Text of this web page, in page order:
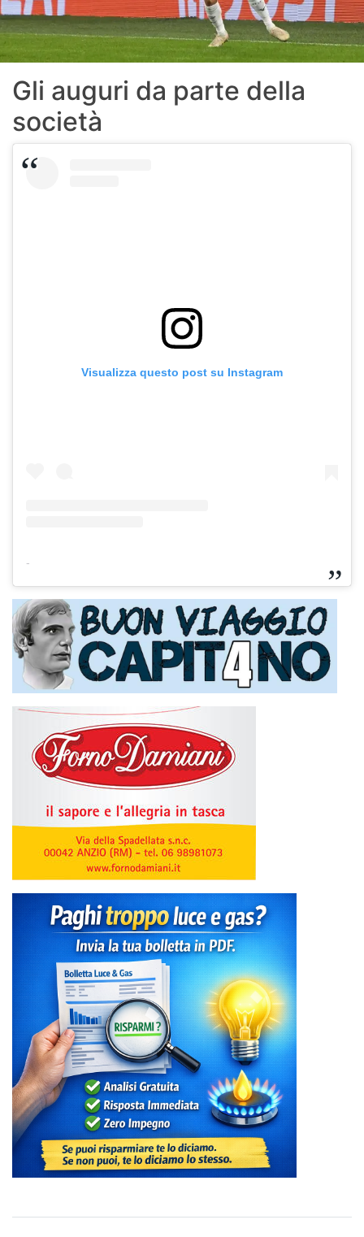
Gli auguri da parte della
società
Visualizza questo post su Instagram
-